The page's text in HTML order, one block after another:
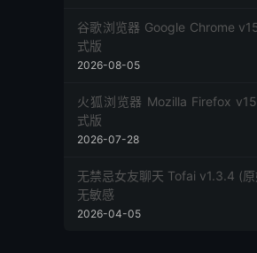
谷歌浏览器 Google Chrome
式版
2026-08-05
火狐浏览器 Mozilla Firefox
式版
2026-07-28
无禁忌女友聊天 Tofai v1.3.4 (
无敏感
2026-04-05